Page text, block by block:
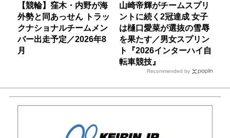
【競輪】窪木・内野が海
外勢と同あっせん トラッ
クナショナルチームメン
バー出走予定／2026年8
月
山崎帝輝がチームスプリ
ントに続く2冠達成 女子
は樋口愛菜が選抜の雪辱
を果たす／男女スプリン
ト『2026インターハイ自
転車競技』
Recommended by